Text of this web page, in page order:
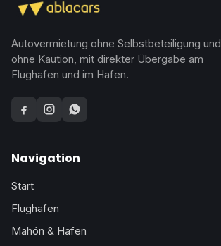
Autovermietung ohne Selbstbeteiligung und
ohne Kaution, mit direkter Übergabe am
Flughafen und im Hafen.
FacebookInstagramWhatsApp
Navigation
Start
Flughafen
Mahón & Hafen